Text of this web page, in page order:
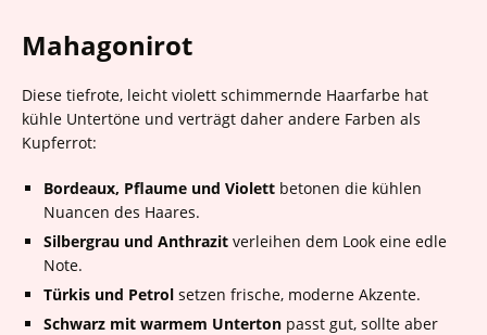
Mahagonirot
Diese tiefrote, leicht violett schimmernde Haarfarbe hat
kühle Untertöne und verträgt daher andere Farben als
Kupferrot:
Bordeaux, Pflaume und Violett betonen die kühlen
Nuancen des Haares.
Silbergrau und Anthrazit verleihen dem Look eine edle
Note.
Türkis und Petrol setzen frische, moderne Akzente.
Schwarz mit warmem Unterton passt gut, sollte aber